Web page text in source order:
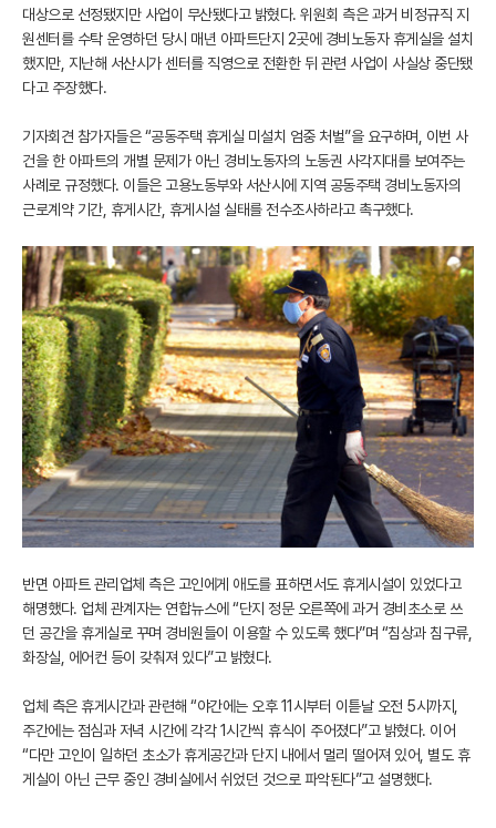
대상으로 선정됐지만 사업이 무산됐다고 밝혔다. 위원회 측은 과거 비정규직 지
원센터를 수탁 운영하던 당시 매년 아파트단지 2곳에 경비노동자 휴게실을 설치
했지만, 지난해 서산시가 센터를 직영으로 전환한 뒤 관련 사업이 사실상 중단됐
다고 주장했다.
기자회견 참가자들은 “공동주택 휴게실 미설치 엄중 처벌”을 요구하며, 이번 사
건을 한 아파트의 개별 문제가 아닌 경비노동자의 노동권 사각지대를 보여주는
사례로 규정했다. 이들은 고용노동부와 서산시에 지역 공동주택 경비노동자의
근로계약 기간, 휴게시간, 휴게시설 실태를 전수조사하라고 촉구했다.
반면 아파트 관리업체 측은 고인에게 애도를 표하면서도 휴게시설이 있었다고
해명했다. 업체 관계자는 연합뉴스에 “단지 정문 오른쪽에 과거 경비초소로 쓰
던 공간을 휴게실로 꾸며 경비원들이 이용할 수 있도록 했다”며 “침상과 침구류,
화장실, 에어컨 등이 갖춰져 있다”고 밝혔다.
업체 측은 휴게시간과 관련해 “야간에는 오후 11시부터 이튿날 오전 5시까지,
주간에는 점심과 저녁 시간에 각각 1시간씩 휴식이 주어졌다”고 밝혔다. 이어
“다만 고인이 일하던 초소가 휴게공간과 단지 내에서 멀리 떨어져 있어, 별도 휴
게실이 아닌 근무 중인 경비실에서 쉬었던 것으로 파악된다”고 설명했다.